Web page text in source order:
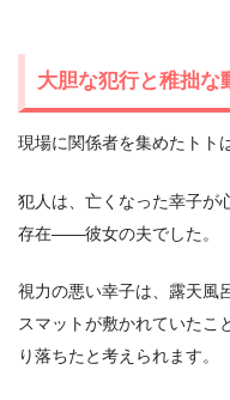
大胆な犯行と稚拙な
現場に関係者を集めたトト
犯人は、亡くなった幸子が
存在――彼女の夫でした。
視力の悪い幸子は、露天風
スマットが敷かれていたこ
り落ちたと考えられます。